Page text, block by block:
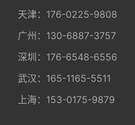
天津： 176-0225-9808
广州： 130-6887-3757
深圳： 176-6548-6556
武汉： 165-1165-5511
上海： 153-0175-9879